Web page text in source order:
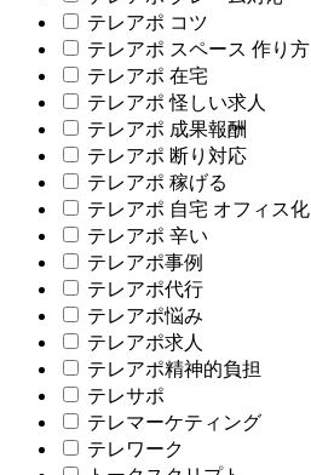
テレアポ コツ
テレアポ スペース 作り方
テレアポ 在宅
テレアポ 怪しい求人
テレアポ 成果報酬
テレアポ 断り対応
テレアポ 稼げる
テレアポ 自宅 オフィス化
テレアポ 辛い
テレアポ事例
テレアポ代行
テレアポ悩み
テレアポ求人
テレアポ精神的負担
テレサポ
テレマーケティング
テレワーク